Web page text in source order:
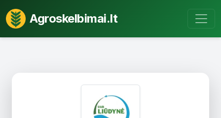
Agroskelbimai.lt